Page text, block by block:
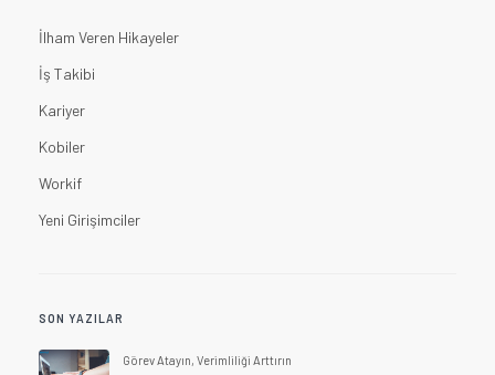
İlham Veren Hikayeler
İş Takibi
Kariyer
Kobiler
Workif
Yeni Girişimciler
SON YAZILAR
Görev Atayın, Verimliliği Arttırın